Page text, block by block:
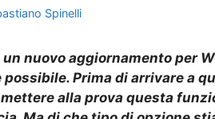
Spinelli
un nuovo aggiornamento per
Prima di arrivare a
alla prova questa